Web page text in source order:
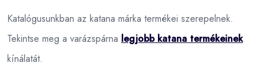
Katalógusunkban az katana márka termékei szerepelnek.
Tekintse meg a varázspárna legjobb katana termékeinek
kínálatát.